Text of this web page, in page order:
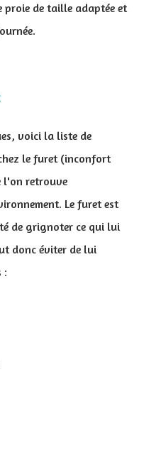
proie de taille adaptée et
voici la liste de
le furet (inconfort
l'on retrouve
Le furet est
de grignoter ce qui lui
donc éviter de lui
: